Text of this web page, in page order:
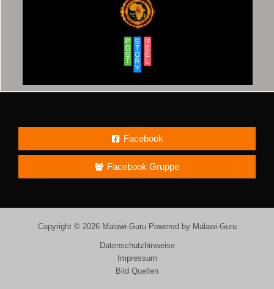
Facebook
Facebook Gruppe
Copyright © 2026 Malawi-Guru Powered by Malawi-Guru
Datenschutzhinweise
Impressum
Bild Quellen